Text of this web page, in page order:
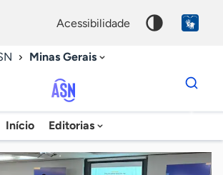
acessibilidade
Minas Gerais
Agência
Sebrae
de
Início Editorias
Dados
para
chave